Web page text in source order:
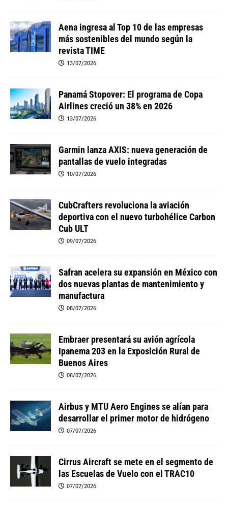
Aena ingresa al Top 10 de las empresas
más sostenibles del mundo según la
revista TIME
13/07/2026
Panamá Stopover: El programa de Copa
Airlines creció un 38% en 2026
13/07/2026
Garmin lanza AXIS: nueva generación de
pantallas de vuelo integradas
10/07/2026
CubCrafters revoluciona la aviación
deportiva con el nuevo turbohélice Carbon
Cub ULT
09/07/2026
Safran acelera su expansión en México con
dos nuevas plantas de mantenimiento y
manufactura
08/07/2026
Embraer presentará su avión agrícola
Ipanema 203 en la Exposición Rural de
Buenos Aires
08/07/2026
Airbus y MTU Aero Engines se alían para
desarrollar el primer motor de hidrógeno
07/07/2026
Cirrus Aircraft se mete en el segmento de
las Escuelas de Vuelo con el TRAC10
07/07/2026